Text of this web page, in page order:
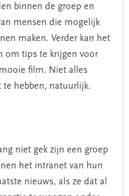
binnen de groep en
mensen die mogelijk
maken. Verder kan het
om tips te krijgen voor
film. Niet alles
te hebben, natuurlijk.
niet gek zijn een groep
het intranet van hun
nieuws, als ze dat al